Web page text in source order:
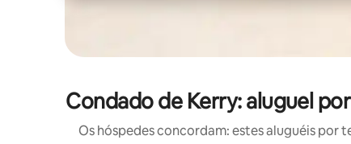
Condado de Kerry: aluguel
Os hóspedes concordam: estes aluguéis por